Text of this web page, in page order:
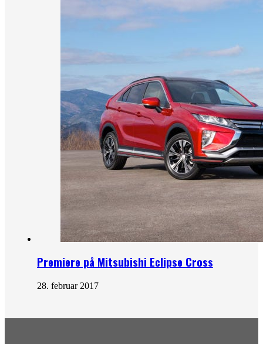
Premiere på Mitsubishi Eclipse Cross
28. februar 2017